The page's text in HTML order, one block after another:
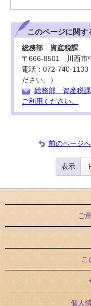
このページに関す
総務部 資産税課
〒666-8501 川西市
電話：072-740-1133
ださい。）
総務部 資産税課
ご利用ください。
前のページ
表示
ご
こ
個人